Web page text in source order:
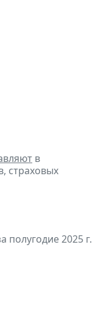
в
страховых
полугодие 2025 г.